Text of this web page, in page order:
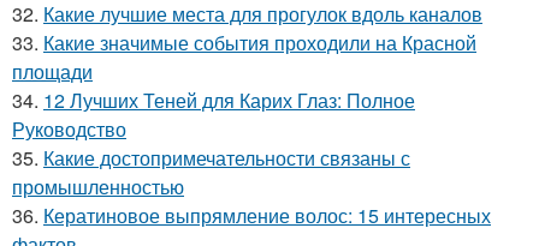
32. Какие лучшие места для прогулок вдоль каналов
33. Какие значимые события проходили на Красной
площади
34. 12 Лучших Теней для Карих Глаз: Полное
Руководство
35. Какие достопримечательности связаны с
промышленностью
36. Кератиновое выпрямление волос: 15 интересных